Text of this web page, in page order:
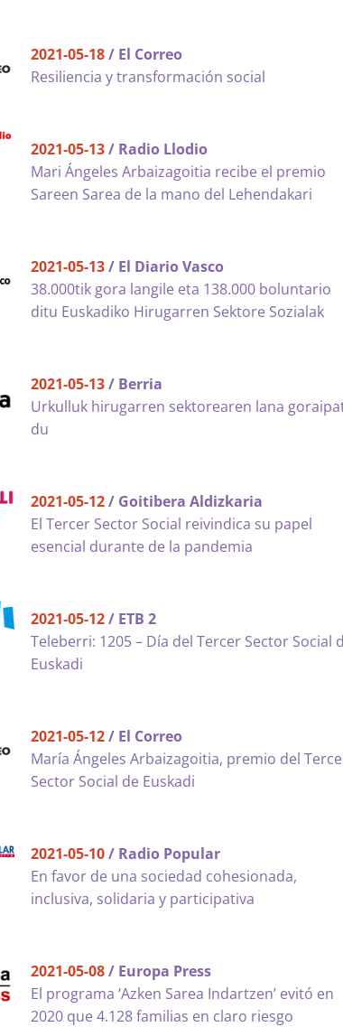
2021-05-18/ El Correo
Resiliencia y transformación social
2021-05-13/ Radio Llodio
Mari Ángeles Arbaizagoitia recibe el premio
Sareen Sarea de la mano del Lehendakari
2021-05-13/ El Diario Vasco
38.000tik gora langile eta 138.000 boluntario
ditu Euskadiko Hirugarren Sektore Sozialak
2021-05-13/ Berria
Urkulluk hirugarren sektorearen lana
du
2021-05-12/ Goitibera Aldizkaria
El Tercer Sector Social reivindica su papel
esencial durante de la pandemia
2021-05-12/ ETB 2
Teleberri: 1205 – Día del Tercer Sector Social
Euskadi
2021-05-12/ El Correo
María Ángeles Arbaizagoitia, premio del
Sector Social de Euskadi
2021-05-10/ Radio Popular
En favor de una sociedad cohesionada,
inclusiva, solidaria y participativa
2021-05-08/ Europa Press
El programa ‘Azken Sarea Indartzen’ evitó en
2020 que 4.128 familias en claro riesgo